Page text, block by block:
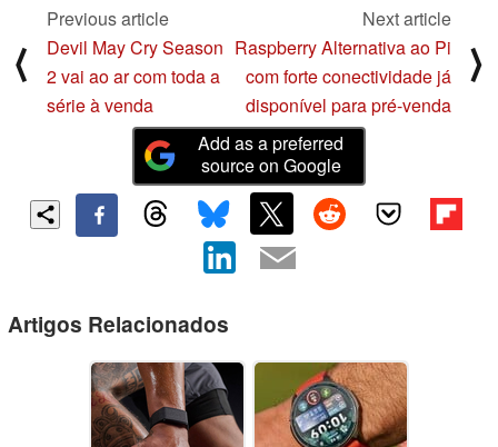
⟨
Previous article
Devil May Cry Season
2 vai ao ar com toda a
série à venda
Next article
Raspberry Alternativa ao Pi
com forte conectividade já
disponível para pré-venda
⟩
Add as a preferred
source on Google
Artigos Relacionados